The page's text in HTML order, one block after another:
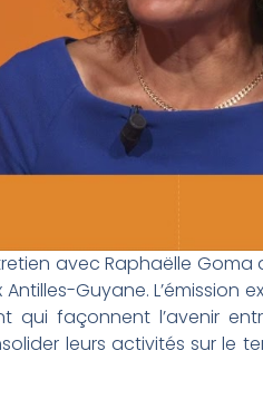
avec Raphaëlle Goma
Guyane. L’émission
façonnent l’avenir
leurs activités sur le